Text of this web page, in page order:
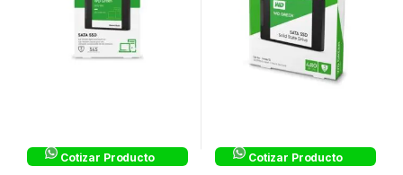
Cotizar Producto Cotizar Producto